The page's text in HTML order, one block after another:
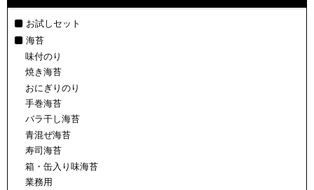
お試しセット
海苔
味付のり
焼き海苔
おにぎりのり
手巻海苔
バラ干し海苔
青混ぜ海苔
寿司海苔
箱・缶入り味海苔
業務用